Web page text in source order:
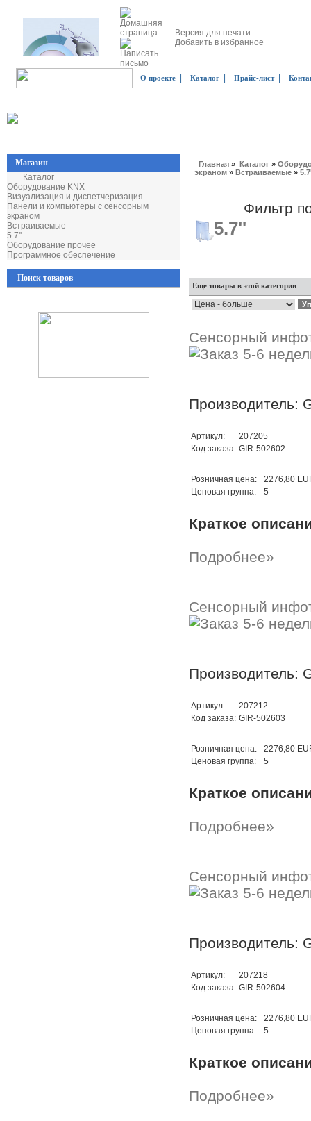
Версия для печати
Добавить в избранное
О проекте Каталог Прайс-лист|
Магазин
Каталог
Оборудование KNX
Визуализация и диспетчеризация
Панели и компьютеры с сенсорным
экраном
Встраиваемые
5.7''
Оборудование прочее
Программное обеспечение
Поиск товаров
Главная » Каталог »
экраном » Встраиваемые »
Фильтр
5.7''
Еще товары в этой категории
Сенсорный
Производитель:
Артикул:
207205
Код заказа: GIR-502602
Розничная цена:
2276,80
Ценовая группа:
5
Краткое
Подробнее»
Сенсорный
Производитель:
Артикул:
207212
Код заказа: GIR-502603
Розничная цена:
2276,80
Ценовая группа:
5
Краткое
Подробнее»
Сенсорный
Производитель:
Артикул:
207218
Код заказа: GIR-502604
Розничная цена:
2276,80
Ценовая группа:
5
Краткое
Подробнее»